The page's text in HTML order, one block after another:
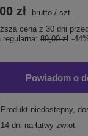
zł brutto /szt.
cena z 30 dni
regularna:89,00 zł -
Powiadom o
Produkt niedostepny,
14 dni na łatwy zwrot